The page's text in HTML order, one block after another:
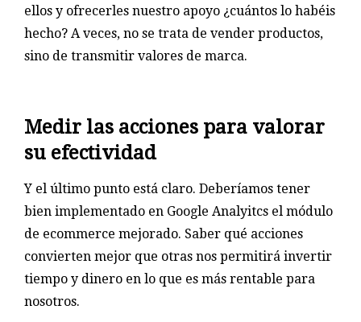
ellos y ofrecerles nuestro apoyo ¿cuántos lo habéis
hecho? A veces, no se trata de vender productos,
sino de transmitir valores de marca.
Medir las acciones para valorar
su efectividad
Y el último punto está claro. Deberíamos tener
bien implementado en Google Analyitcs el módulo
de ecommerce mejorado. Saber qué acciones
convierten mejor que otras nos permitirá invertir
tiempo y dinero en lo que es más rentable para
nosotros.